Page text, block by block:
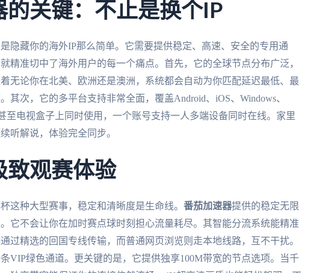
的关键：不止是换个IP
隐藏你的海外IP那么简单。它需要提供稳定、高速、安全的专用通
精准切中了海外用户的每一个痛点。首先，它的全球节点分布广泛，
无论你在北美、欧洲还是澳洲，系统都会自动为你匹配延迟最低、最
其次，它的多平台支持非常全面，覆盖Android、iOS、Windows、
至电视盒子上同时使用，一个账号支持一人多端设备同时在线。家里
听解说，体验完全同步。
致观赛体验
这种大型赛事，稳定和清晰度是生命线。 番茄加速器提供的稳定无限
它不会让你在加时赛点球时刻担心流量耗尽。其智能分流系统能精准
过精选的回国专线传输，而普通网页浏览则走本地线路，互不干扰。
VIP绿色通道。更关键的是，它提供独享100M带宽的节点选项。当千